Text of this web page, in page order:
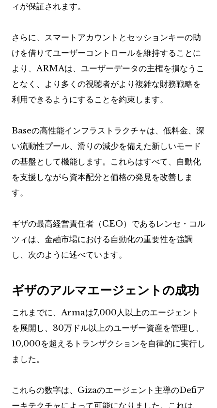
ィが保証されます。
さらに、スマートアカウントとセッションキーの助
けを借りてユーザーコントロールを維持することに
より、ARMAは、ユーザーデータの主権を損なうこ
となく、より多くの視聴者がより複雑な財務戦略を
利用できるようにすることを約束します。
Baseの高性能インフラストラクチャは、低料金、深
い流動性プール、滑りの減少を備えた新しいモード
の基盤として機能します。これらはすべて、自動化
を支援しながら資本配分と価格の発見を改善しま
す。
ギザの最高経営責任者（CEO）であるレンセ・コル
ツィは、金融市場における自動化の重要性を強調
し、次のように述べています。
ギザのアルマエージェントの成功
これまでに、Armaは7,000人以上のエージェント
を展開し、30万ドル以上のユーザー資産を管理し、
10,000を超えるトランザクションを自律的に実行し
ました。
これらの数字は、Gizaのエージェント主導のDefiア
ーキテクチャによって可能になりました。これは、